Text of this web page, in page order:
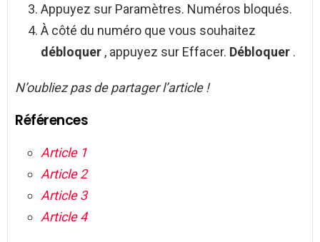
Appuyez sur Paramètres. Numéros bloqués.
À côté du numéro que vous souhaitez
débloquer , appuyez sur Effacer. Débloquer .
N’oubliez pas de partager l’article !
Références
Article 1
Article 2
Article 3
Article 4